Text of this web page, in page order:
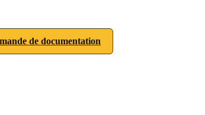
de documentation